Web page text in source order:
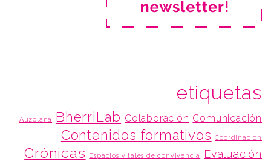
etiquetas
Auzolana BherriLab Colaboración Comunicación
Contenidos formativos Coordinación
Crónicas Espacios vitales de convivencia Evaluación